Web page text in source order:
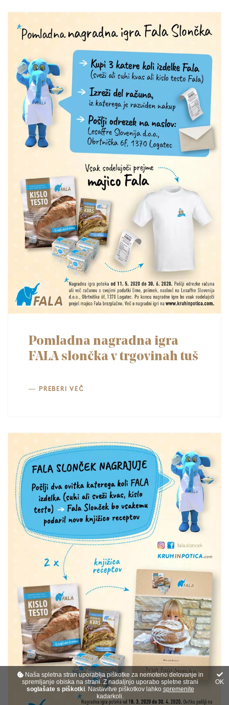
Pomladna nagradna igra
FALA slončka v trgovinah tuš
PREBERI VEČ
Naša spletna stran uporablja piškotke za nemoteno delovanje in
spremljanje obiska na strani. Z nadaljnjo uporabo spletne strani
soglašate s piškotki. Nastavitve piškotkov lahko spremenite
kadarkoli.
OK